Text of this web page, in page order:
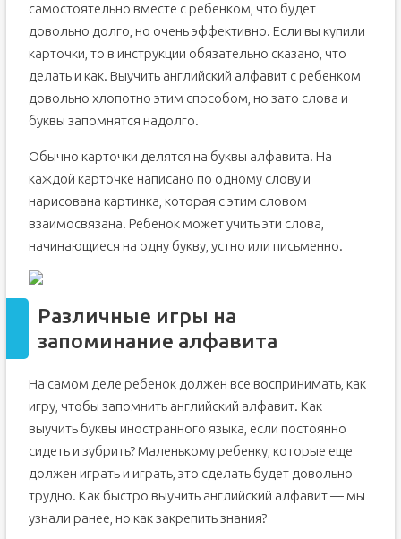
самостоятельно вместе с ребенком, что будет
довольно долго, но очень эффективно. Если вы купили
карточки, то в инструкции обязательно сказано, что
делать и как. Выучить английский алфавит с ребенком
довольно хлопотно этим способом, но зато слова и
буквы запомнятся надолго.
Обычно карточки делятся на буквы алфавита. На
каждой карточке написано по одному слову и
нарисована картинка, которая с этим словом
взаимосвязана. Ребенок может учить эти слова,
начинающиеся на одну букву, устно или письменно.
Различные игры на
запоминание алфавита
На самом деле ребенок должен все воспринимать, как
игру, чтобы запомнить английский алфавит. Как
выучить буквы иностранного языка, если постоянно
сидеть и зубрить? Маленькому ребенку, которые еще
должен играть и играть, это сделать будет довольно
трудно. Как быстро выучить английский алфавит — мы
узнали ранее, но как закрепить знания?